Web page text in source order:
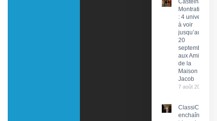
Castelnau-
Montratier
: 4 univers
à voir
jusqu’au
20
septembre
aux Amis
de la
Maison
Jacob
7 août 2026
ClassiCahors
enchaîne les